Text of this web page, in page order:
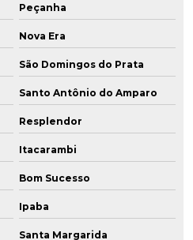
Peçanha
Nova Era
São Domingos do Prata
Santo Antônio do Amparo
Resplendor
Itacarambi
Bom Sucesso
Ipaba
Santa Margarida